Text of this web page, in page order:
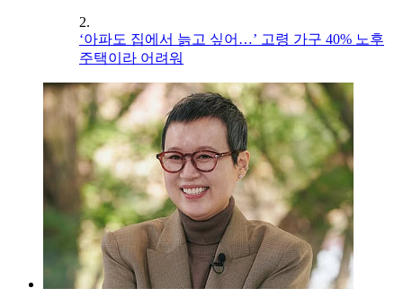
2.
‘아파도 집에서 늙고 싶어…’ 고령 가구 40% 노후
주택이라 어려워